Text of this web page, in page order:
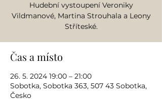
Hudební vystoupení Veroniky
Vildmanové, Martina Strouhala a Leony
Stříteské.
Čas a místo
26. 5. 2024 19:00 – 21:00
Sobotka, Sobotka 363, 507 43 Sobotka,
Česko